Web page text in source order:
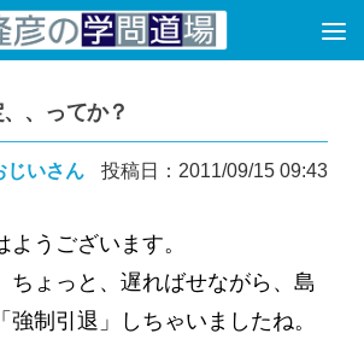
キップ
、ってか？
じいさん 投稿日：2011/09/15 09:43
うございます。
ちょっと、遅ればせながら、島
強制引退」しちゃいましたね。